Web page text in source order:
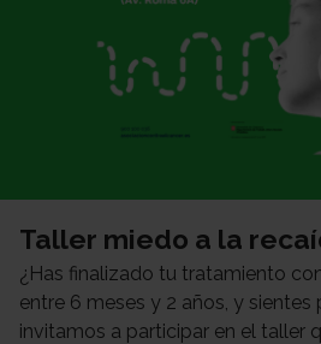
Taller miedo a la
¿Has finalizado tu tratamiento
entre 6 meses y 2 años, y sientes
invitamos a participar en el taller